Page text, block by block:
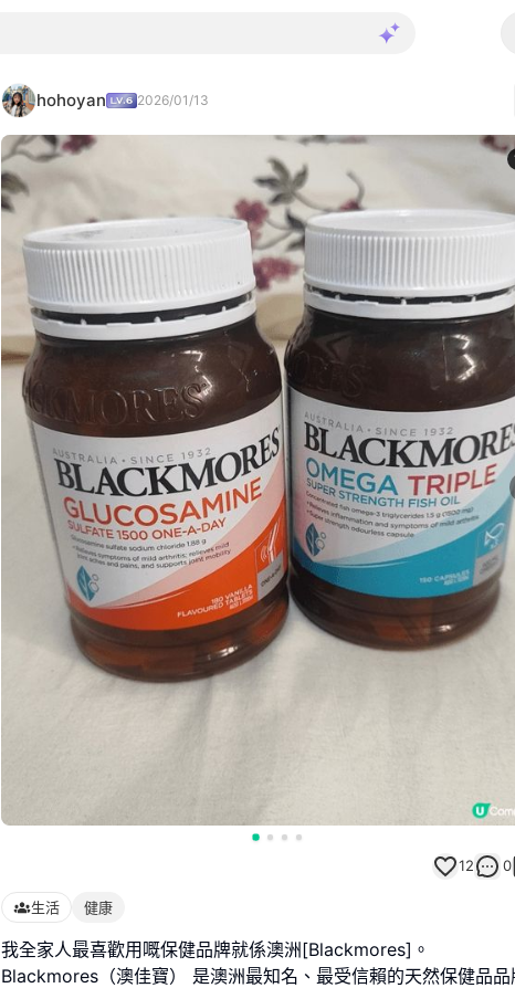
hohoyan 2026/01/13
12 0
生活 健康
我全家人最喜歡用嘅保健品牌就係澳洲[Blackmores]。
Blackmores（澳佳寶） 是澳洲最知名、最受信賴的天然保健品品